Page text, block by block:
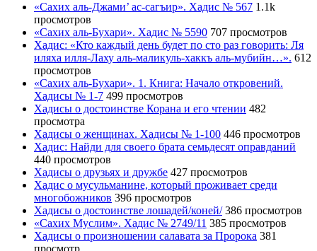
«Сахих аль-Джами’ ас-сагъир». Хадис № 567 1.1k
просмотров
«Сахих аль-Бухари». Хадис № 5590 707 просмотров
Хадис: «Кто каждый день будет по сто раз говорить: Ля
иляха илля-Лаху аль-маликуль-хаккъ аль-мубийн…». 612
просмотров
«Сахих аль-Бухари». 1. Книга: Начало откровений.
Хадисы № 1-7 499 просмотров
Хадисы о достоинстве Корана и его чтении 482
просмотра
Хадисы о женщинах. Хадисы № 1-100 446 просмотров
Хадис: Найди для своего брата семьдесят оправданий
440 просмотров
Хадисы о друзьях и дружбе 427 просмотров
Хадис о мусульманине, который проживает среди
многобожников 396 просмотров
Хадисы о достоинстве лошадей/коней/ 386 просмотров
«Сахих Муслим». Хадис № 2749/11 385 просмотров
Хадисы о произношении салавата за Пророка 381